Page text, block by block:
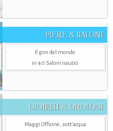
FIERE & SALONI
Il giro del mondo
in 40 Saloni nautici
GIOIELLI & OROLOGI
Maggi Officine, sott’acqua